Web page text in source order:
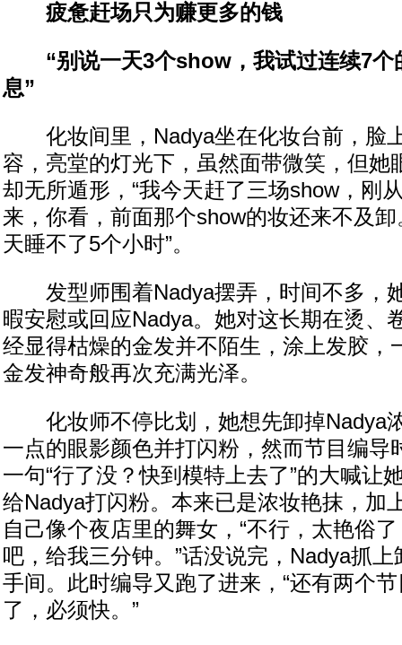
疲惫赶场只为赚更多的钱
“别说一天3个show，我试过连续7个
息”
化妆间里，Nadya坐在化妆台前，脸
容，亮堂的灯光下，虽然面带微笑，但她
却无所遁形，“我今天赶了三场show，刚
来，你看，前面那个show的妆还来不及
天睡不了5个小时”。
发型师围着Nadya摆弄，时间不多，
暇安慰或回应Nadya。她对这长期在烫、
经显得枯燥的金发并不陌生，涂上发胶，
金发神奇般再次充满光泽。
化妆师不停比划，她想先卸掉Nadya
一点的眼影颜色并打闪粉，然而节目编导
一句“行了没？快到模特上去了”的大喊让
给Nadya打闪粉。本来已是浓妆艳抹，加
自己像个夜店里的舞女，“不行，太艳俗
吧，给我三分钟。”话没说完，Nadya抓
手间。此时编导又跑了进来，“还有两个
了，必须快。”